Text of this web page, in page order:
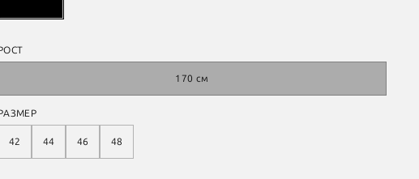
170 см
42 44 46 48